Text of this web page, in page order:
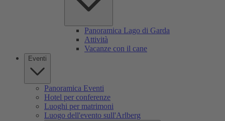
Panoramica Lago di Garda
Attività
Vacanze con il cane
Eventi
Panoramica Eventi
Hotel per conferenze
Luoghi per matrimoni
Luogo dell'evento sull'Arlberg